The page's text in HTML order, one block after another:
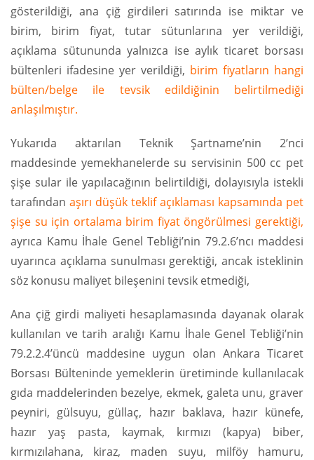
gösterildiği, ana çiğ girdileri satırında ise miktar ve
birim, birim fiyat, tutar sütunlarına yer verildiği,
açıklama sütununda yalnızca ise aylık ticaret borsası
bültenleri ifadesine yer verildiği, birim fiyatların hangi
bülten/belge ile tevsik edildiğinin belirtilmediği
anlaşılmıştır.
Yukarıda aktarılan Teknik Şartname’nin 2’nci
maddesinde yemekhanelerde su servisinin 500 cc pet
şişe sular ile yapılacağının belirtildiği, dolayısıyla istekli
tarafından aşırı düşük teklif açıklaması kapsamında pet
şişe su için ortalama birim fiyat öngörülmesi gerektiği,
ayrıca Kamu İhale Genel Tebliği’nin 79.2.6’ncı maddesi
uyarınca açıklama sunulması gerektiği, ancak isteklinin
söz konusu maliyet bileşenini tevsik etmediği,
Ana çiğ girdi maliyeti hesaplamasında dayanak olarak
kullanılan ve tarih aralığı Kamu İhale Genel Tebliği’nin
79.2.2.4’üncü maddesine uygun olan Ankara Ticaret
Borsası Bülteninde yemeklerin üretiminde kullanılacak
gıda maddelerinden bezelye, ekmek, galeta unu, graver
peyniri, gülsuyu, güllaç, hazır baklava, hazır künefe,
hazır yaş pasta, kaymak, kırmızı (kapya) biber,
kırmızılahana, kiraz, maden suyu, milföy hamuru,